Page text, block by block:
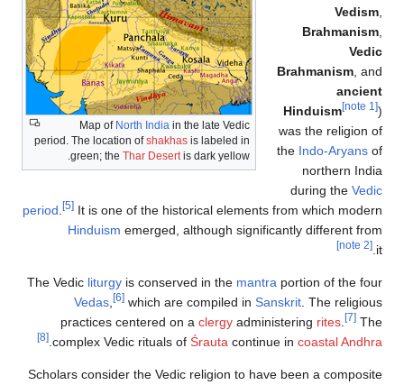
Map of North India in the late Vedic
period. The location ofshakhas is labeled in
green; the Thar Desert is dark yellow.
Vedism
Brahmanism
Vedic
Brahmanism , and
ancient
Hinduism
[note 1])
was the religion of
the Indo-Aryans of
northern India
during the Vedic
period
[5] It is one of the historical elements from which modern
Hinduism emerged, although significantly different from
it.
[note 2]
The Vedic liturgy is conserved in the mantra portion of the four
Vedas
[6] which are compiled in Sanskrit . The religious
practices centered on a clergy administering rites [7] The
complex Vedic rituals of Śrauta continue in coastal Andhra
[8]
Scholars consider the Vedic religion to have been a composite